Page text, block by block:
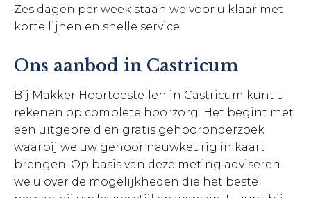
Zes dagen per week staan we voor u klaar met
korte lijnen en snelle service.
Ons aanbod in Castricum
Bij Makker Hoortoestellen in Castricum kunt u
rekenen op complete hoorzorg. Het begint met
een uitgebreid en gratis gehooronderzoek
waarbij we uw gehoor nauwkeurig in kaart
brengen. Op basis van deze meting adviseren
we u over de mogelijkheden die het beste